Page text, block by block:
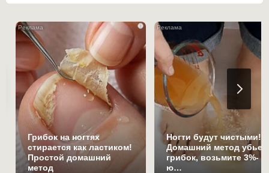
i
Грибок на ногтях
стирается как ластиком!
Простой домашний
метод
Ногти будут чистыми!
Домашний метод убьет
грибок, возьмите 3%-
ю…